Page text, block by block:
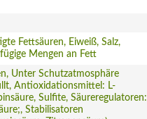
Fettsäuren, Eiweiß, Salz,
Mengen an Fett
Unter Schutzatmosphäre
Antioxidationsmittel: L-
Sulfite, Säureregulatoren:
Stabilisatoren